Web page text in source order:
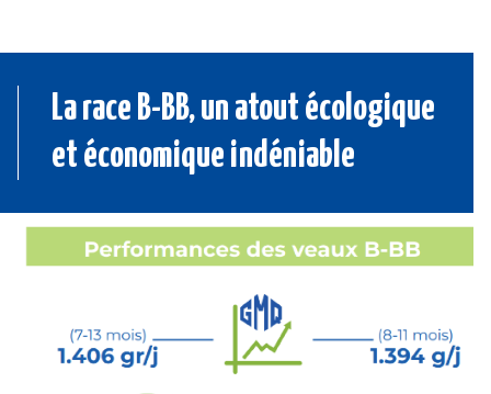
La race B-BB, un atout écologique
et économique indéniable
Image